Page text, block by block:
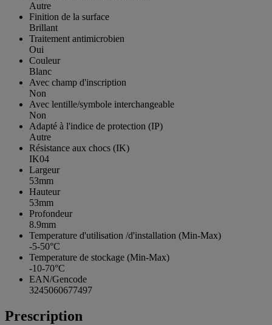
Autre
Finition de la surface
Brillant
Traitement antimicrobien
Oui
Couleur
Blanc
Avec champ d'inscription
Non
Avec lentille/symbole interchangeable
Non
Adapté à l'indice de protection (IP)
Autre
Résistance aux chocs (IK)
IK04
Largeur
53mm
Hauteur
53mm
Profondeur
8.9mm
Temperature d'utilisation /d'installation (Min-Max)
-5-50°C
Temperature de stockage (Min-Max)
-10-70°C
EAN/Gencode
3245060677497
Prescription